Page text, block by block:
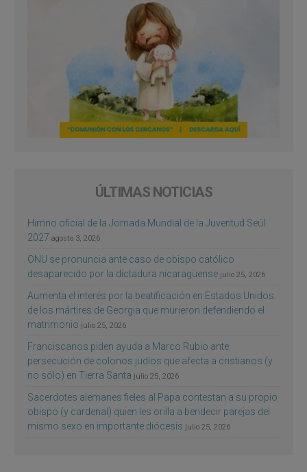
ÚLTIMAS NOTICIAS
Himno oficial de la Jornada Mundial de la Juventud Seúl
2027 agosto 3, 2026
ONU se pronuncia ante caso de obispo católico
desaparecido por la dictadura nicaragüense julio 25, 2026
Aumenta el interés por la beatificación en Estados Unidos
de los mártires de Georgia que murieron defendiendo el
matrimonio julio 25, 2026
Franciscanos piden ayuda a Marco Rubio ante
persecución de colonos judíos que afecta a cristianos (y
no sólo) en Tierra Santa julio 25, 2026
Sacerdotes alemanes fieles al Papa contestan a su propio
obispo (y cardenal) quien les orilla a bendecir parejas del
mismo sexo en importante diócesis julio 25, 2026